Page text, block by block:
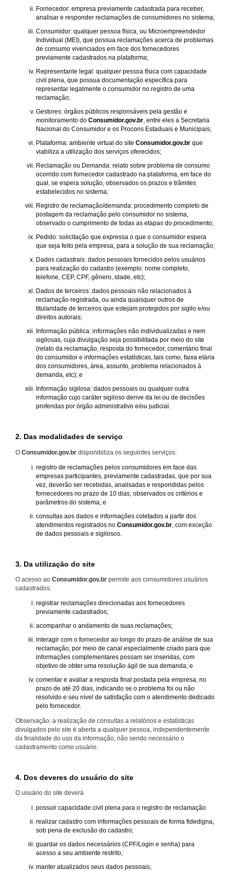
Fornecedor: empresa previamente cadastrada para receber,
analisar e responder reclamações de consumidores no sistema;
Consumidor: qualquer pessoa física, ou Microempreendedor
Individual (MEI), que possua reclamações acerca de problemas
de consumo vivenciados em face dos fornecedores
previamente cadastrados na plataforma;
Representante legal: qualquer pessoa física com capacidade
civil plena, que possua documentação específica para
representar legalmente o consumidor no registro de uma
reclamação;
Gestores: órgãos públicos responsáveis pela gestão e
monitoramento do Consumidor.gov.br, entre eles a Secretaria
Nacional do Consumidor e os Procons Estaduais e Municipais;
Plataforma: ambiente virtual do site Consumidor.gov.br que
viabiliza a utilização dos serviços oferecidos;
Reclamação ou Demanda: relato sobre problema de consumo
ocorrido com fornecedor cadastrado na plataforma, em face do
qual, se espera solução, observados os prazos e trâmites
estabelecidos no sistema;
Registro de reclamação/demanda: procedimento completo de
postagem da reclamação pelo consumidor no sistema,
observado o cumprimento de todas as etapas do procedimento;
Pedido: solicitação que expressa o que o consumidor espera
que seja feito pela empresa, para a solução de sua reclamação;
Dados cadastrais: dados pessoais fornecidos pelos usuários
para realização do cadastro (exemplo: nome completo,
telefone, CEP, CPF, gênero, idade, etc);
Dados de terceiros: dados pessoais não relacionados à
reclamação registrada, ou ainda quaisquer outros de
titularidade de terceiros que estejam protegidos por sigilo e/ou
direitos autorais;
Informação pública: informações não individualizadas e nem
sigilosas, cuja divulgação seja possibilitada por meio do site
(relato da reclamação, resposta do fornecedor, comentário final
do consumidor e informações estatísticas, tais como, faixa etária
dos consumidores, área, assunto, problema relacionados à
demanda, etc); e
Informação sigilosa: dados pessoais ou qualquer outra
informação cujo caráter sigiloso derive da lei ou de decisões
proferidas por órgão administrativo e/ou judicial.
2. Das modalidades de serviço
O Consumidor.gov.br disponibiliza os seguintes serviços:
registro de reclamações pelos consumidores em face das
empresas participantes, previamente cadastradas, que por sua
vez, deverão ser recebidas, analisadas e respondidas pelos
fornecedores no prazo de 10 dias, observados os critérios e
parâmetros do sistema; e
consultas aos dados e informações coletados a partir dos
atendimentos registrados no Consumidor.gov.br , com exceção
de dados pessoais e sigilosos.
3. Da utilização do site
O acesso ao Consumidor.gov.br permite aos consumidores usuários
cadastrados:
registrar reclamações direcionadas aos fornecedores
previamente cadastrados;
acompanhar o andamento de suas reclamações;
interagir com o fornecedor ao longo do prazo de análise de sua
reclamação, por meio de canal especialmente criado para que
informações complementares possam ser inseridas, com
objetivo de obter uma resolução ágil de sua demanda; e
comentar e avaliar a resposta final postada pela empresa, no
prazo de até 20 dias, indicando se o problema foi ou não
resolvido e seu nível de satisfação com o atendimento dedicado
pelo fornecedor.
Observação: a realização de consultas a relatórios e estatísticas
divulgados pelo site é aberta a qualquer pessoa, independentemente
da finalidade do uso da informação, não sendo necessário o
cadastramento como usuário.
4. Dos deveres do usuário do site
O usuário do site deverá
possuir capacidade civil plena para o registro de reclamação
realizar cadastro com informações pessoais de forma fidedigna,
sob pena de exclusão do cadastro;
guardar os dados necessários (CPF/Login e senha) para
acesso a seu ambiente restrito;
manter atualizados seus dados pessoais;